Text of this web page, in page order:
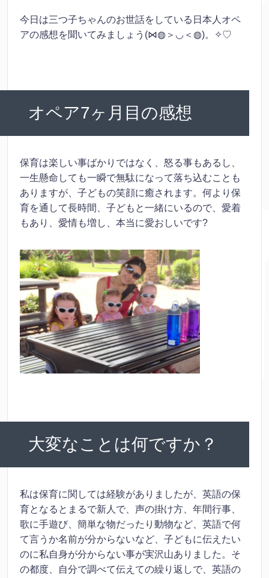
今日は三つ子ちゃんのお世話をしている日本人オペ
アの感想を聞いてみましょう(⋈◍＞◡＜◍)。✧♡
オペア7ヶ月目の感想
保育は楽しい事ばかりではなく、怒る事もあるし、
一生懸命しても一瞬で無駄になって落ち込むことも
ありますが、子どもの笑顔に癒されます。何より保
育を通して長時間、子どもと一緒にいるので、愛着
もあり、愛情も増し、本当に愛おしいです?
大変なことは何ですか？
私は保育に関しては経験がありましたが、英語の保
育となるとまるで新人で、声の掛け方、年間行事、
歌に手遊び、簡単な物だったり動物など、英語で何
て言うか名前が分からないなど、子どもに伝えたい
のに私自身が分からない事が実沢山ありました。そ
の都度、自分で調べて伝えての繰り返しで、英語の